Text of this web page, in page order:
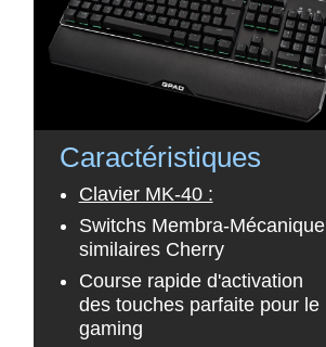
Caractéristiques
Clavier MK-40 :
Switchs Membra-Mécanique
similaires Cherry
Course rapide d'activation
des touches parfaite pour le
gaming